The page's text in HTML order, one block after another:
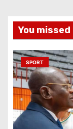
You missed
SPORT